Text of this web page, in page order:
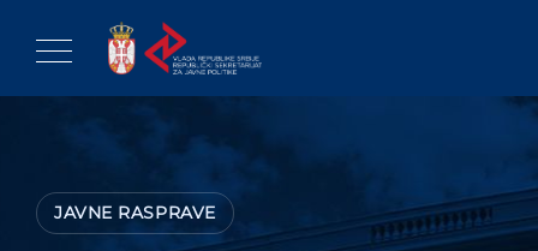
content
JAVNE RASPRAVE